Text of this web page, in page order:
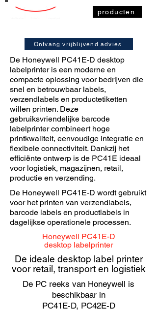
producten
Ontvang vrijblijvend advies
De Honeywell PC41E-D desktop
labelprinter is een moderne en
compacte oplossing voor bedrijven die
snel en betrouwbaar labels,
verzendlabels en productetiketten
willen printen. Deze
gebruiksvriendelijke barcode
labelprinter combineert hoge
printkwaliteit, eenvoudige integratie en
flexibele connectiviteit. Dankzij het
efficiënte ontwerp is de PC41E ideaal
voor logistiek, magazijnen, retail,
productie en verzending.
De Honeywell PC41E-D wordt gebruikt
voor het printen van verzendlabels,
barcode labels en productlabels in
dagelijkse operationele processen.
Honeywell PC41E-D
desktop labelprinter
De ideale desktop label printer
voor retail, transport en logistiek
De PC reeks van Honeywell is
beschikbaar in
PC41E-D, PC42E-D